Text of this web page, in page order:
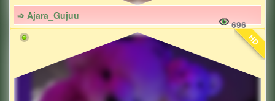
➩ Ajara_Gujuu
696
HD